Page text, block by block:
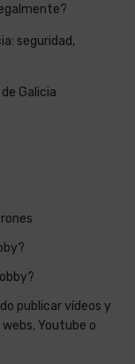
seguridad,
Galicia
publicar vídeos y
Youtube o